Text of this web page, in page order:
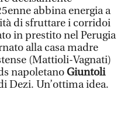
abbina energia a
di sfruttare i corridoi
in prestito nel Perugia
alla casa madre
(Mattioli-Vagnati)
napoletanoGiuntoli
Dezi. Un’ottima idea.